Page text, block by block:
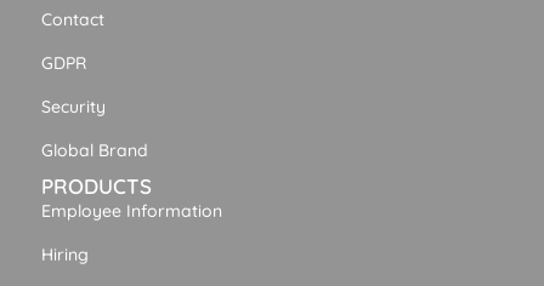
Contact
GDPR
Security
Global Brand
PRODUCTS
Employee Information
Hiring